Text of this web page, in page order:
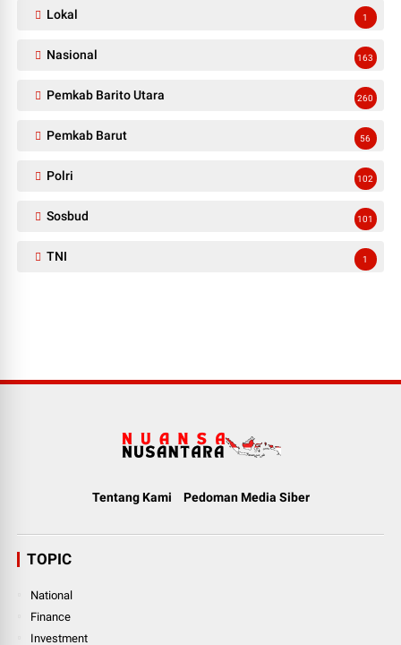
Lokal 1
Nasional 163
Pemkab Barito Utara 260
Pemkab Barut 56
Polri 102
Sosbud 101
TNI 1
Tentang Kami Pedoman Media Siber
TOPIC
National
Finance
Investment